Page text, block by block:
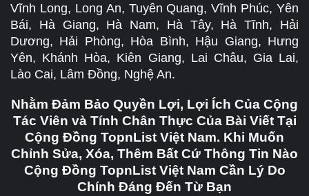
Vĩnh Long, Long An, Tuyên Quang, Vĩnh Phúc, Yên
Bái, Hà Giang, Hà Nam, Hà Tây, Hà Tĩnh, Hải
Dương, Hải Phòng, Hòa Bình, Hậu Giang, Hưng
Yên, Khánh Hòa, Kiên Giang, Lai Châu, Gia Lai,
Lào Cai, Lâm Đồng, Nghệ An.
Nhằm Đảm Bảo Quyền Lợi, Lợi Ích Của Cộng
Tác Viên và Tính Chân Thực Của Bài Viết Tại
Cộng Đồng TopnList Việt Nam. Khi Muốn
Chỉnh Sửa, Xóa, Thêm Bất Cứ Thông Tin Nào
Cộng Đồng TopnList Việt Nam Cần Lý Do
Chính Đáng Đến Từ Bạn